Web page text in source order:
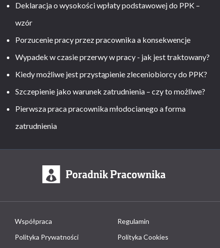
Deklaracja o wysokości wpłaty podstawowej do PPK –
wzór
Porzucenie pracy przez pracownika a konsekwencje
Wypadek w czasie przerwy w pracy - jak jest traktowany?
Kiedy możliwe jest przystąpienie zleceniobiorcy do PPK?
Szczepienie jako warunek zatrudnienia – czy to możliwe?
Pierwsza praca pracownika młodocianego a forma
zatrudnienia
Współpraca
Regulamin
Polityka Prywatności
Polityka Cookies